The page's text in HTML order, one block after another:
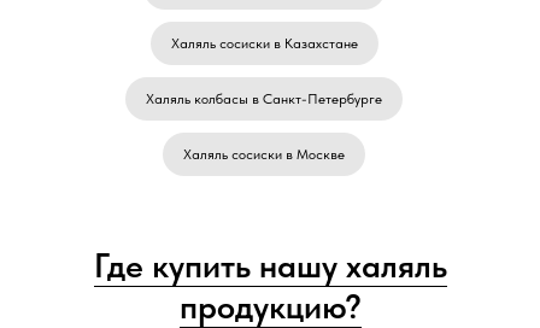
Халяль сосиски в Казахстане
Халяль колбасы в Санкт-Петербурге
Халяль сосиски в Москве
Где купить нашу халяль
продукцию?